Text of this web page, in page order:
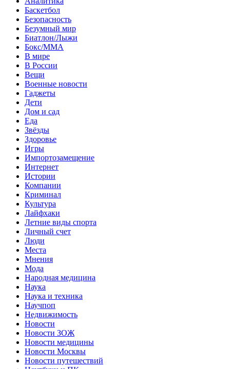
Баскетбол
Безопасность
Безумный мир
Биатлон/Лыжи
Бокс/MMA
В мире
В России
Вещи
Военные новости
Гаджеты
Дети
Дом и сад
Еда
Звёзды
Здоровье
Игры
Импортозамещение
Интернет
Истории
Компании
Криминал
Культура
Лайфхаки
Летние виды спорта
Личный счет
Люди
Места
Мнения
Мода
Народная медицина
Наука
Наука и техника
Научпоп
Недвижимость
Новости
Новости ЗОЖ
Новости медицины
Новости Москвы
Новости путешествий